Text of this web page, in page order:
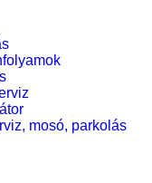
mosó, parkolás